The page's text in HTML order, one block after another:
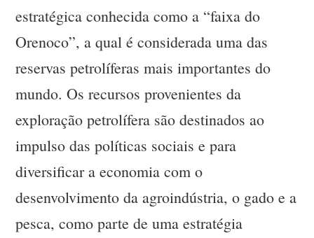
estratégica conhecida como a “faixa do
Orenoco”, a qual é considerada uma das
reservas petrolíferas mais importantes do
mundo. Os recursos provenientes da
exploração petrolífera são destinados ao
impulso das políticas sociais e para
diversificar a economia com o
desenvolvimento da agroindústria, o gado e a
pesca, como parte de uma estratégia